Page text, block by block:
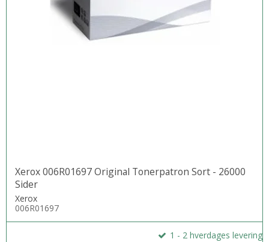
Xerox 006R01697 Original Tonerpatron Sort - 26000
Sider
Xerox
006R01697
1 - 2 hverdages levering